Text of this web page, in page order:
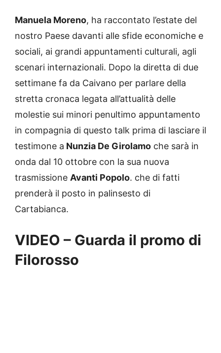
Manuela Moreno, ha raccontato l’estate del
nostro Paese davanti alle sfide economiche e
sociali, ai grandi appuntamenti culturali, agli
scenari internazionali. Dopo la diretta di due
settimane fa da Caivano per parlare della
stretta cronaca legata all’attualità delle
molestie sui minori penultimo appuntamento
in compagnia di questo talk prima di lasciare il
testimone a Nunzia De Girolamo che sarà in
onda dal 10 ottobre con la sua nuova
trasmissione Avanti Popolo. che di fatti
prenderà il posto in palinsesto di
Cartabianca.
VIDEO – Guarda il promo di
Filorosso